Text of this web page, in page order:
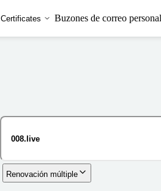
Certificates Buzones de correo
Renovación múltiple